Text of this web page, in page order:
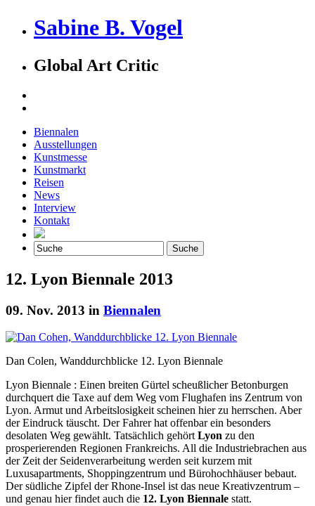
Sabine B. Vogel
Global Art Critic
Biennalen
Ausstellungen
Kunstmesse
Kunstmarkt
Reisen
News
Interview
Kontakt
12. Lyon Biennale 2013
09. Nov. 2013 in Biennalen
Dan Colen, Wanddurchblicke 12. Lyon Biennale
Lyon Biennale : Einen breiten Gürtel scheußlicher Betonburgen
durchquert die Taxe auf dem Weg vom Flughafen ins Zentrum von
Lyon. Armut und Arbeitslosigkeit scheinen hier zu herrschen. Aber
der Eindruck täuscht. Der Fahrer hat offenbar ein besonders
desolaten Weg gewählt. Tatsächlich gehört Lyon zu den
prosperierenden Regionen Frankreichs. All die Industriebrachen aus
der Zeit der Seidenverarbeitung werden seit kurzem mit
Luxusapartments, Shoppingzentrum und Bürohochhäuser bebaut.
Der südliche Zipfel der Rhone-Insel ist das neue Kreativzentrum –
und genau hier findet auch die 12. Lyon Biennale statt.